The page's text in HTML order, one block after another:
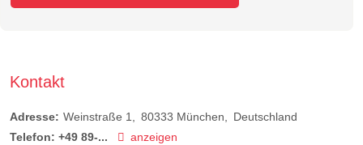
Kontakt
Adresse: Weinstraße 1 80333 München
Deutschland
Telefon: +49 89-...
anzeigen